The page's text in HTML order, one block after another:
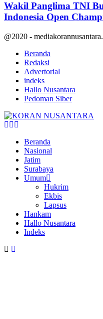
Wakil Panglima TNI
Indonesia Open
@2020 -
Beranda
Redaksi
Advertorial
indeks
Hallo Nusantara
Pedoman Siber
Facebook
Twitter
Beranda
Nasional
Jatim
Surabaya
Umum
Hukrim
Ekbis
Lapsus
Hankam
Hallo Nusantara
Indeks